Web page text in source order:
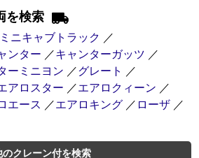
を検索
ミニキャブトラック ／
ンター ／キャンターガッツ ／
ーミニヨン ／グレート
／
アロスター ／エアロクィーン ／
エース ／エアロキング ／ ローザ ／
のクレーン付を検索